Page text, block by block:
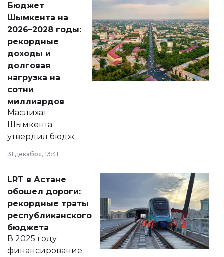
народу
Венесуэлы.
Бюджет
Шымкента на
2026–2028 годы:
рекордные
доходы и
долговая
нагрузка на
сотни
миллиардов
Маслихат
Шымкента
утвердил бюджет
города на 2026–
2028 годы.
документ
появился в базе
нормативных
правовых актов и
на сайте маслихат
города.
31 декабря, 13:41
LRT в Астане
обошел дороги:
рекордные траты
республиканского
бюджета
В 2025 году
финансирование